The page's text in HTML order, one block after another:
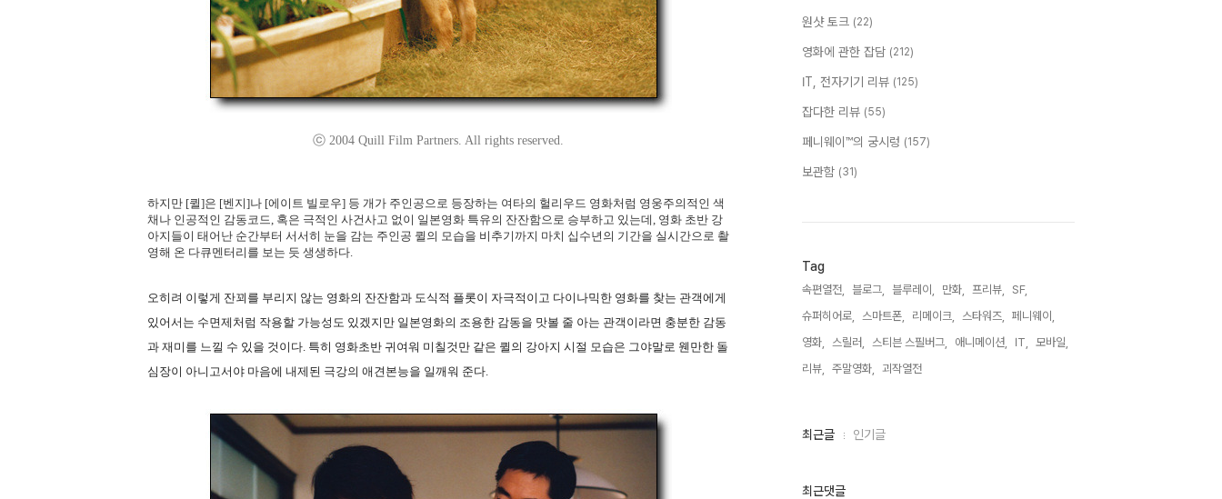
ⓒ 2004 Quill Film Partners. All rights reserved.
하지만 [퀼]은 [벤지]나 [에이트 빌로우] 등 개가 주인공으로 등장하는 여타의 헐리우드 영화처럼 영웅주의적인 색
채나 인공적인 감동코드, 혹은 극적인 사건사고 없이 일본영화 특유의 잔잔함으로 승부하고 있는데, 영화 초반 강
아지들이 태어난 순간부터 서서히 눈을 감는 주인공 퀼의 모습을 비추기까지 마치 십수년의 기간을 실시간으로 촬
영해 온 다큐멘터리를 보는 듯 생생하다.
오히려 이렇게 잔꾀를 부리지 않는 영화의 잔잔함과 도식적 플롯이 자극적이고 다이나믹한 영화를 찾는 관객에게
있어서는 수면제처럼 작용할 가능성도 있겠지만 일본영화의 조용한 감동을 맛볼 줄 아는 관객이라면 충분한 감동
과 재미를 느낄 수 있을 것이다. 특히 영화초반 귀여워 미칠것만 같은 퀼의 강아지 시절 모습은 그야말로 웬만한 돌
심장이 아니고서야 마음에 내제된 극강의 애견본능을 일깨워 준다.
원샷 토크 (22)
영화에 관한 잡담 (212)
IT, 전자기기 리뷰 (125)
잡다한 리뷰 (55)
페니웨이™의 궁시렁 (157)
보관함 (31)
Tag
속편열전, 블로그, 블루레이, 만화, 프리뷰,
SF,
슈퍼히어로,
스마트폰, 리메이크, 스타워즈,
페니웨이,
영화,
스릴러, 스티븐 스필버그, 애니메이션, IT,
모바일,
리뷰,
주말영화, 괴작열전,
최
인
최근글 인기글
최근댓글